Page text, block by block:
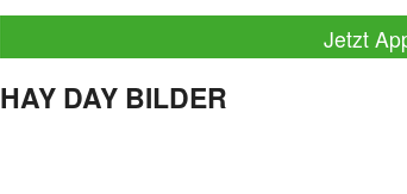
Jetzt
HAY DAY BILDER